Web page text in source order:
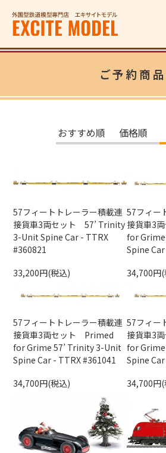
ご予約商品
おすすめ順 価格順
57フィートトレーラー積載連
接貨車3両セット 57’ Trinity
3-Unit Spine Car - TTRX
#360821
33,200円(税込)
57フィー
接貨車3
for
Spine
34,700円
57フィートトレーラー積載連
接貨車3両セット Primed
for Grime 57’ Trinity 3-Unit
Spine Car - TTRX #361041
34,700円(税込)
57フィー
接貨車3
for
Spine
34,700円